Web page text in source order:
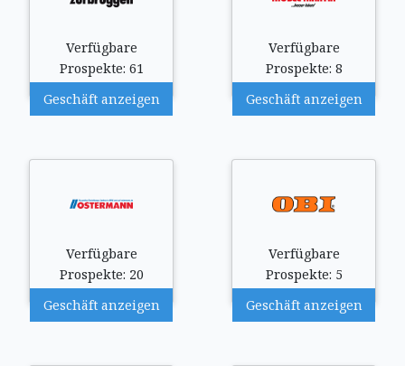
Verfügbare
Prospekte: 61
Geschäft anzeigen
Verfügbare
Prospekte: 8
Geschäft anzeigen
Verfügbare
Prospekte: 20
Geschäft anzeigen
Verfügbare
Prospekte: 5
Geschäft anzeigen